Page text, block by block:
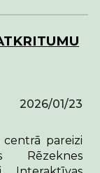
2026/01/23
centrā pareizi
Rēzeknes